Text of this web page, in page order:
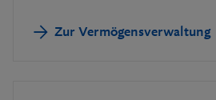
Zur Vermögensverwaltung